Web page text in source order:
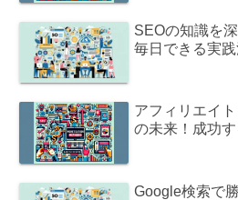
SEOの知識を
毎日できる実践
アフィリエイ
の未来！成功
Google検索で